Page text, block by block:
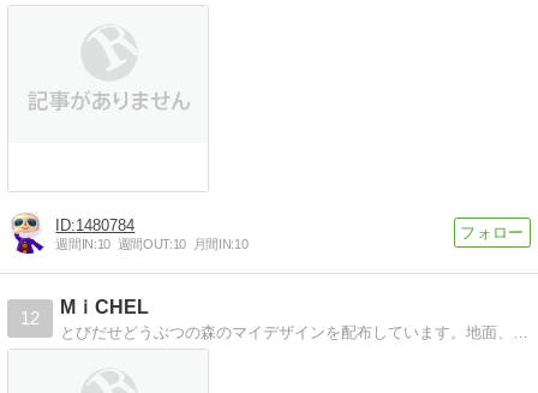
1480784
週間IN:10 週間OUT:10 月間IN:10
12
MｉCHEL
とびだせどうぶつの森のマイデザインを配布しています。地面、ファッション共にシンプル、モダン多め。